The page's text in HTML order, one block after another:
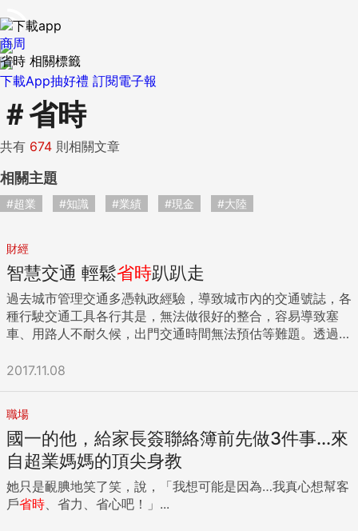
下載App抽好禮 訂閱電子報
商周
省時 相關標籤
＃省時
共有 674 則相關文章
相關主題
#超業 #知識 #業績 #現金 #大陸
財經
智慧交通 輕鬆省時趴趴走
過去城市管理交通多憑執政經驗，導致城市內的交通號誌，各
種行駛交通工具各行其是，無法做很好的整合，容易導致塞
車、用路人不耐久候，出門交通時間無法預估等難題。透過智
信大數據，能夠更有效地整合用路人、行人、車輛與道路的關
的悠遊卡、一卡通，香港的八達通卡，憑一卡可搭乘市內所有
交通工具，免除民眾攜帶多卡的麻煩。不同交通工具間的轉
乘、路線規劃也是民眾的常見需求。透過整合全市交通的智慧
型手機App，可方便探知哪個路段狀況、巴士到站時間，捷運
站與站間距離規劃等等，出行旅遊或洽公時，善用智慧交通提
供的便利服務，民眾更能享受到智慧交通所帶來的好處。 案例
2017.11.08
職場
國一的他，給家長簽聯絡簿前先做3件事...來
自超業媽媽的頂尖身教
她只是靦腆地笑了笑，說，「我想可能是因為…我真心想幫客
戶省時 、省力、省心吧！」...